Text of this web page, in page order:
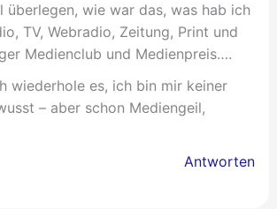
überlegen, wie war das, was hab ich
TV, Webradio, Zeitung, Print und
Medienclub und Medienpreis….
wiederhole es, ich bin mir keiner
– aber schon Mediengeil,
Antworten